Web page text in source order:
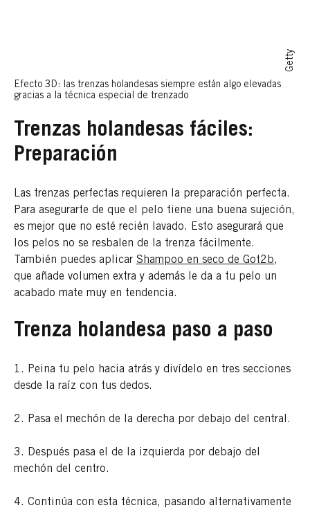
Getty
Efecto 3D: las trenzas holandesas siempre están algo elevadas
gracias a la técnica especial de trenzado
Trenzas holandesas fáciles:
Preparación
Las trenzas perfectas requieren la preparación perfecta.
Para asegurarte de que el pelo tiene una buena sujeción,
es mejor que no esté recién lavado. Esto asegurará que
los pelos no se resbalen de la trenza fácilmente.
También puedes aplicar Shampoo en seco de Got2b,
que añade volumen extra y además le da a tu pelo un
acabado mate muy en tendencia.
Trenza holandesa paso a paso
1. Peina tu pelo hacia atrás y divídelo en tres secciones
desde la raíz con tus dedos.
2. Pasa el mechón de la derecha por debajo del central.
3. Después pasa el de la izquierda por debajo del
mechón del centro.
4. Continúa con esta técnica, pasando alternativamente